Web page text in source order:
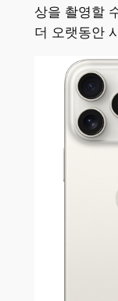
상을 촬영할
더 오랫동안